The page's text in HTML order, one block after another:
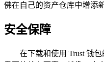
佛在自己的资产仓库中增添
安全保障
在下载和使用 Trust 钱